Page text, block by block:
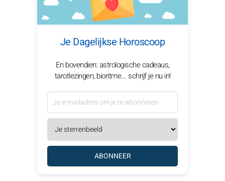
Je Dagelijkse Horoscoop
En bovendien: astrologische cadeaus,
tarotlezingen, bioritme... schrijf je nu in!
ABONNEER